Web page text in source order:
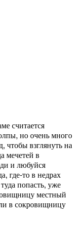
считается
но очень много
чтобы взглянуть на
мечетей в
и любуйся
где-то в недрах
попасть, уже
местный
в сокровищницу